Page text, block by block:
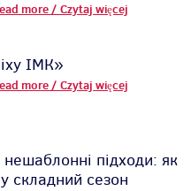
more / Czytaj więcej
ІМК»
more / Czytaj więcej
підходи: як
складний сезон